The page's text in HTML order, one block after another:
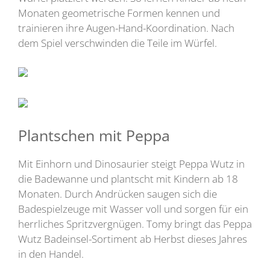
Monaten geometrische Formen kennen und
trainieren ihre Augen-Hand-Koordination. Nach
dem Spiel verschwinden die Teile im Würfel.
Plantschen mit Peppa
Mit Einhorn und Dinosaurier steigt Peppa Wutz in
die Badewanne und plantscht mit Kindern ab 18
Monaten. Durch Andrücken saugen sich die
Badespielzeuge mit Wasser voll und sorgen für ein
herrliches Spritzvergnügen. Tomy bringt das Peppa
Wutz Badeinsel-Sortiment ab Herbst dieses Jahres
in den Handel.